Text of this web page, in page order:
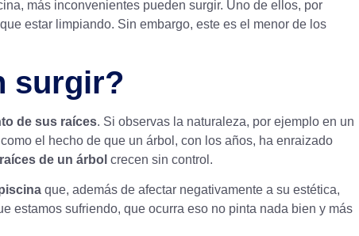
más inconvenientes pueden surgir. Uno de ellos, por
estar limpiando. Sin embargo, este es el menor de los
surgir?
de sus raíces. Si observas la naturaleza, por ejemplo en un
el hecho de que un árbol, con los años, ha enraizado
raíces de un árbol crecen sin control.
que, además de afectar negativamente a su estética,
estamos sufriendo, que ocurra eso no pinta nada bien y más